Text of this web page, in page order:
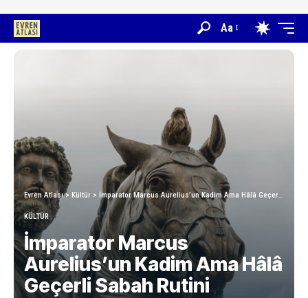
Aa
Evren Atlası> Kültür > İmparator Marcus Aurelius’un Kadim Ama Hâlâ Geçerli Sabah Rutini
KÜLTÜR
İmparator Marcus
Aurelius’un Kadim Ama Hâlâ
Geçerli Sabah Rutini